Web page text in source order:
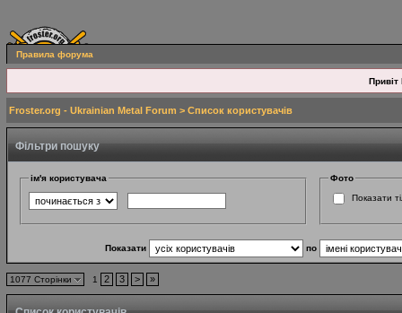
Правила форума
Привіт
Froster.org - Ukrainian Metal Forum > Список користувачів
Фільтри пошуку
ім'я користувача
Фото
Показати
Показати по
1077 Сторінки 1 2 3 > »